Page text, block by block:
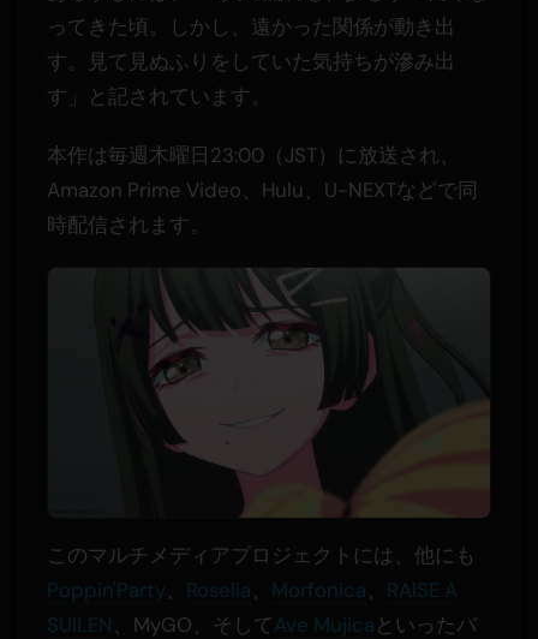
ってきた頃。しかし、遠かった関係が動き出
す。見て見ぬふりをしていた気持ちが滲み出
す」と記されています。
本作は毎週木曜日23:00（JST）に放送され、
Amazon Prime Video、Hulu、U-NEXTなどで同
時配信されます。
このマルチメディアプロジェクトには、他にも
Poppin'Party、 Roselia、 Morfonica、 RAISE A
SUILEN 、MyGO、そしてAve Mujicaといったバ